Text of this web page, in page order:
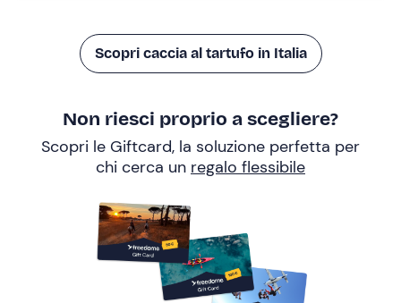
Scopri caccia al tartufo in Italia
Non riesci proprio a scegliere?
Scopri le Giftcard, la soluzione perfetta per
chi cerca un regalo flessibile